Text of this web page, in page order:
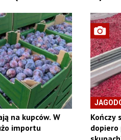
na kupców. W
importu
Kończy
dopiero